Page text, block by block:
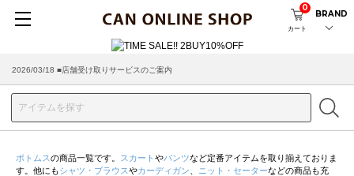
カート
0
BRAND
2026/03/18 ■店舗受け取りサービスのご案内
ボトムスの商品一覧です。 スカート やパンツなど定番アイテムを取り揃えておりま
す。他にもシャツ・ブラウスやカーディガン ニット・セーターなどの商品も充